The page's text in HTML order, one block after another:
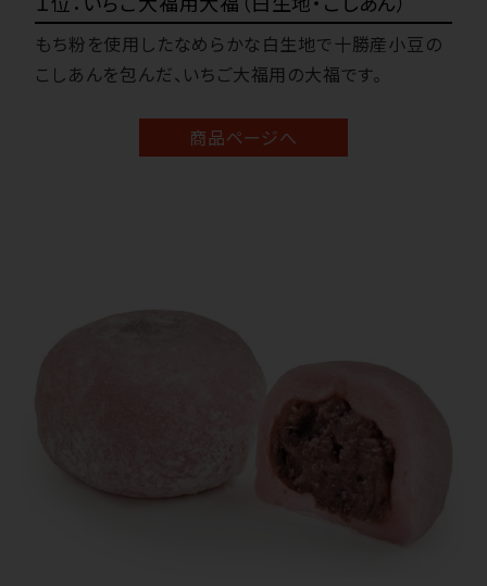
もち粉を使用したなめらかな白生地で十勝産小豆の
こしあんを包んだ、いちご大福用の大福です。
商品ページへ